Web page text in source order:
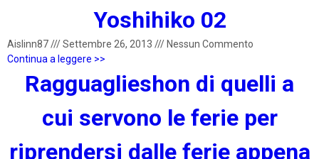
Yoshihiko 02
Aislinn87///Settembre 26, 2013 /// Nessun Commento
Continua a leggere >>
Ragguaglieshon di quelli a
cui servono le ferie per
riprendersi dalle ferie appena